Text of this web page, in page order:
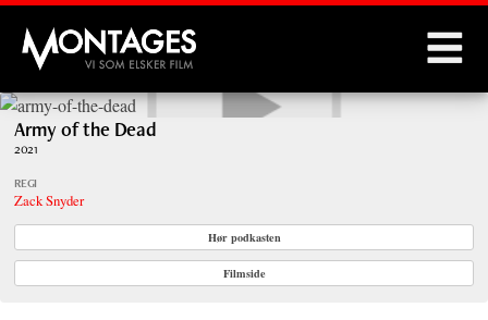
Montages
Army of the Dead
2021
REGI
Zack Snyder
Hør podkasten
Filmside